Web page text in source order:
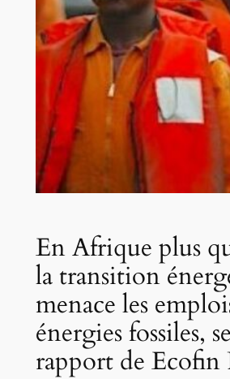
En Afrique plus
la transition
menace les
énergies fossiles,
rapport de Ecofin